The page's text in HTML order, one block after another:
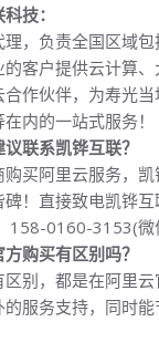
技：
，负责全国区域
客户提供云计算
作伙伴，为寿光
内的一站式服务！
联系凯铧互联？
买阿里云服务，
！直接致电凯铧
158-0160-3153(微
购买有区别吗？
别，都是在阿里
服务支持，同时